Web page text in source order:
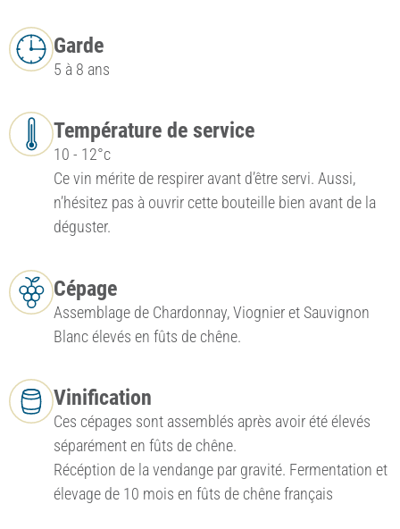
Garde
5 à 8 ans
Température de service
10 - 12°c
Ce vin mérite de respirer avant d’être servi. Aussi,
n’hésitez pas à ouvrir cette bouteille bien avant de la
déguster.
Cépage
Assemblage de Chardonnay, Viognier et Sauvignon
Blanc élevés en fûts de chêne.
Vinification
Ces cépages sont assemblés après avoir été élevés
séparément en fûts de chêne.
Récéption de la vendange par gravité. Fermentation et
élevage de 10 mois en fûts de chêne français